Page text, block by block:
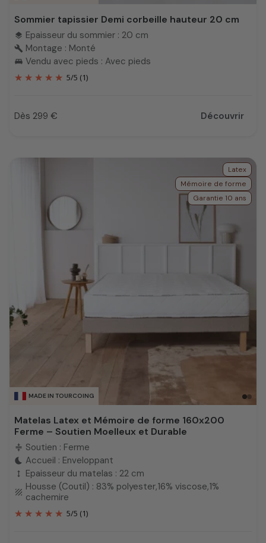
Sommier tapissier Demi corbeille hauteur 20 cm
layers Epaisseur du sommier : 20 cm
build Montage : Monté
king_bed Vendu avec pieds : Avec pieds
5/5 (1)
Prix
Dès 299 € Découvrir
MADE IN TOURCOING
Latex
Mémoire de forme
Garantie 10 ans
Matelas Latex et Mémoire de forme 160x200
Ferme – Soutien Moelleux et Durable
compress Soutien : Ferme
bedtime Accueil : Enveloppant
height Epaisseur du matelas : 22 cm
texture Housse (Coutil) : 83% polyester,16% viscose,1%
cachemire
5/5 (1)